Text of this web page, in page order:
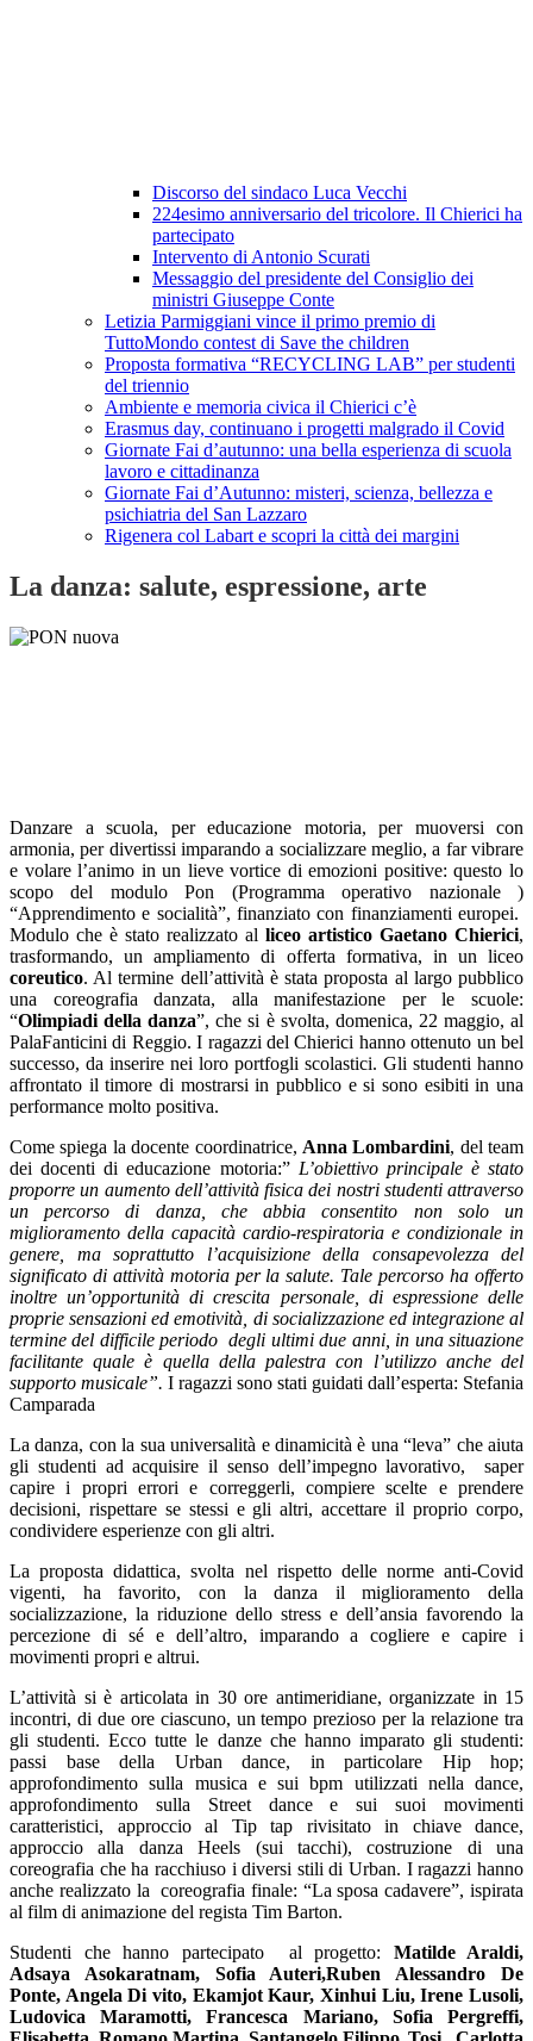
Discorso del sindaco Luca Vecchi
224esimo anniversario del tricolore. Il Chierici ha
partecipato
Intervento di Antonio Scurati
Messaggio del presidente del Consiglio dei
ministri Giuseppe Conte
Letizia Parmiggiani vince il primo premio di
TuttoMondo contest di Save the children
Proposta formativa “RECYCLING LAB” per studenti
del triennio
Ambiente e memoria civica il Chierici c’è
Erasmus day, continuano i progetti malgrado il Covid
Giornate Fai d’autunno: una bella esperienza di scuola
lavoro e cittadinanza
Giornate Fai d’Autunno: misteri, scienza, bellezza e
psichiatria del San Lazzaro
Rigenera col Labart e scopri la città dei margini
La danza: salute, espressione, arte
Danzare a scuola, per educazione motoria, per muoversi con
armonia, per divertissi imparando a socializzare meglio, a far vibrare
e volare l’animo in un lieve vortice di emozioni positive: questo lo
scopo del modulo Pon (Programma operativo nazionale )
“Apprendimento e socialità”, finanziato con finanziamenti europei.
Modulo che è stato realizzato al liceo artistico Gaetano Chierici,
trasformando, un ampliamento di offerta formativa, in un liceo
coreutico. Al termine dell’attività è stata proposta al largo pubblico
una coreografia danzata, alla manifestazione per le scuole:
“Olimpiadi della danza”, che si è svolta, domenica, 22 maggio, al
PalaFanticini di Reggio. I ragazzi del Chierici hanno ottenuto un bel
successo, da inserire nei loro portfogli scolastici. Gli studenti hanno
affrontato il timore di mostrarsi in pubblico e si sono esibiti in una
performance molto positiva.
Come spiega la docente coordinatrice, Anna Lombardini, del team
dei docenti di educazione motoria:” L’obiettivo principale è stato
proporre un aumento dell’attività fisica dei nostri studenti attraverso
un percorso di danza, che abbia consentito non solo un
miglioramento della capacità cardio-respiratoria e condizionale in
genere, ma soprattutto l’acquisizione della consapevolezza del
significato di attività motoria per la salute. Tale percorso ha offerto
inoltre un’opportunità di crescita personale, di espressione delle
proprie sensazioni ed emotività, di socializzazione ed integrazione al
termine del difficile periodo degli ultimi due anni, in una situazione
facilitante quale è quella della palestra con l’utilizzo anche del
supporto musicale”. I ragazzi sono stati guidati dall’esperta: Stefania
Camparada
La danza, con la sua universalità e dinamicità è una “leva” che aiuta
gli studenti ad acquisire il senso dell’impegno lavorativo, saper
capire i propri errori e correggerli, compiere scelte e prendere
decisioni, rispettare se stessi e gli altri, accettare il proprio corpo,
condividere esperienze con gli altri.
La proposta didattica, svolta nel rispetto delle norme anti-Covid
vigenti, ha favorito, con la danza il miglioramento della
socializzazione, la riduzione dello stress e dell’ansia favorendo la
percezione di sé e dell’altro, imparando a cogliere e capire i
movimenti propri e altrui.
L’attività si è articolata in 30 ore antimeridiane, organizzate in 15
incontri, di due ore ciascuno, un tempo prezioso per la relazione tra
gli studenti. Ecco tutte le danze che hanno imparato gli studenti:
passi base della Urban dance, in particolare Hip hop;
approfondimento sulla musica e sui bpm utilizzati nella dance,
approfondimento sulla Street dance e sui suoi movimenti
caratteristici, approccio al Tip tap rivisitato in chiave dance,
approccio alla danza Heels (sui tacchi), costruzione di una
coreografia che ha racchiuso i diversi stili di Urban. I ragazzi hanno
anche realizzato la coreografia finale: “La sposa cadavere”, ispirata
al film di animazione del regista Tim Barton.
Studenti che hanno partecipato al progetto: Matilde Araldi,
Adsaya Asokaratnam, Sofia Auteri,Ruben Alessandro De
Ponte, Angela Di vito, Ekamjot Kaur, Xinhui Liu, Irene Lusoli,
Ludovica Maramotti, Francesca Mariano, Sofia Pergreffi,